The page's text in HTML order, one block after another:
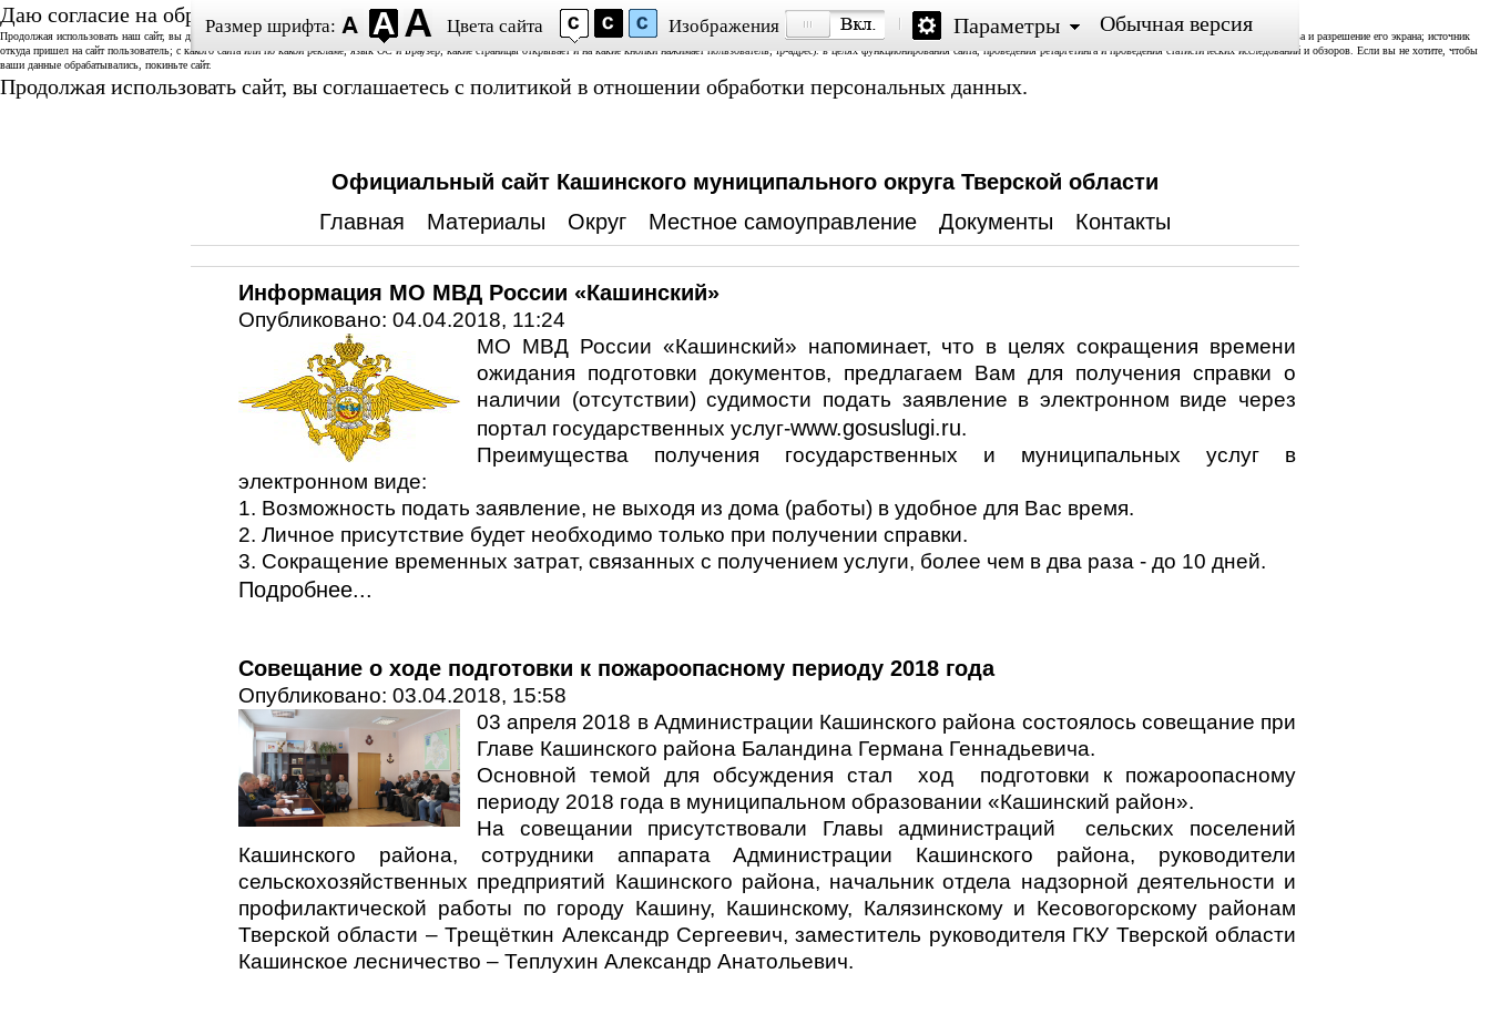
Даю согласие на обработку данных
Продолжая использовать наш сайт, вы даете согласие на использование аналитической системы «Спутник/Аналитика» и «Яндекс.Метрика»; обработку файлов cookie, пользовательских данных (сведения о местоположении; тип и версия ОС, тип и версия Браузера; тип устройства и разрешение его экрана; источник
откуда пришел на сайт пользователь; с какого сайта или по какой рекламе; язык ОС и Браузер; какие страницы открывает и на какие кнопки нажимает пользователь; ip-адрес). в целях функционирования сайта, проведения ретаргетинга и проведения статистических исследований и обзоров. Если вы не хотите, чтобы
ваши данные обрабатывались, покиньте сайт.
Продолжая использовать сайт, вы соглашаетесь с политикой в отношении обработки персональных данных.
Размер шрифта: Цвета сайта Изображения Параметры Обычная версия
Официальный сайт Кашинского муниципального округа Тверской области
Главная
Материалы Округ Местное самоуправление Документы Контакты
Информация МО МВД России «Кашинский»
Опубликовано: 04.04.2018, 11:24
МО МВД России «Кашинский» напоминает, что в целях сокращения времени
ожидания подготовки документов, предлагаем Вам для получения справки о
наличии (отсутствии) судимости подать заявление в электронном виде через
портал государственных услуг-www.gosuslugi.ru.
Преимущества получения государственных и муниципальных услуг в
электронном виде:
1. Возможность подать заявление, не выходя из дома (работы) в удобное для Вас время.
2. Личное присутствие будет необходимо только при получении справки.
3. Сокращение временных затрат, связанных с получением услуги, более чем в два раза - до 10 дней.
Подробнее...
Совещание о ходе подготовки к пожароопасному периоду 2018 года
Опубликовано: 03.04.2018, 15:58
03 апреля 2018 в Администрации Кашинского района состоялось совещание при
Главе Кашинского района Баландина Германа Геннадьевича.
Основной темой для обсуждения стал ход подготовки к пожароопасному
периоду 2018 года в муниципальном образовании «Кашинский район».
На совещании присутствовали Главы администраций сельских поселений
Кашинского района, сотрудники аппарата Администрации Кашинского района, руководители
сельскохозяйственных предприятий Кашинского района, начальник отдела надзорной деятельности и
профилактической работы по городу Кашину, Кашинскому, Калязинскому и Кесовогорскому районам
Тверской области – Трещёткин Александр Сергеевич, заместитель руководителя ГКУ Тверской области
Кашинское лесничество – Теплухин Александр Анатольевич.